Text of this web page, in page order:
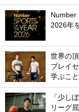
Number
2026年
世界の
ブレイ
学ぶこ
「少し
リーグ